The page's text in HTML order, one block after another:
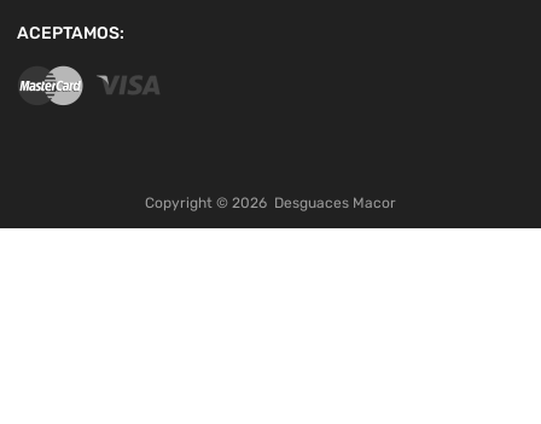
ACEPTAMOS:
Copyright © 2026 Desguaces Macor